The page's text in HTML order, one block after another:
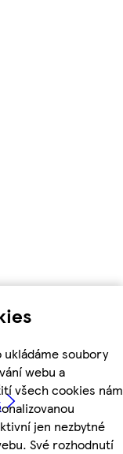
ukládáme soubory
webu a
všech cookies nám
jen nezbytné
Své rozhodnutí